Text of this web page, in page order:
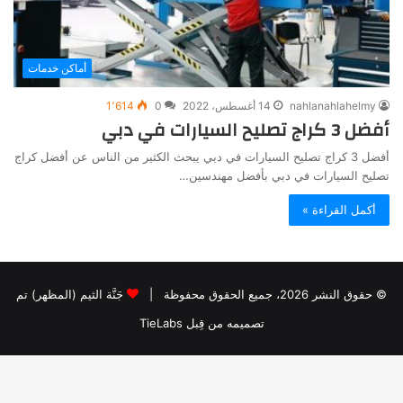
أماكن خدمات
nahlanahlahelmy 14 أغسطس، 2022 0 1٬614
أفضل 3 كراج تصليح السيارات في دبي
أفضل 3 كراج تصليح السيارات في دبي يبحث الكثير من الناس عن أفضل كراج
تصليح السيارات في دبي بأفضل مهندسين…
أكمل القراءة »
© حقوق النشر 2026، جميع الحقوق محفوظة |
جَنَّة الثيم (المظهر) تم
تصميمه من قِبل TieLabs